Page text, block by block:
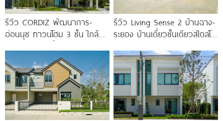
รีวิว CORDIZ พัฒนาการ-
อ่อนนุช ทาวน์โฮม 3 ชั้น ใกล้
ทองหล่อ
รีวิว Living Sense 2 บ้านฉาง-
ระยอง บ้านเดี่ยวชั้นเดียวสไตล์โม
มอเตอร์เวย์